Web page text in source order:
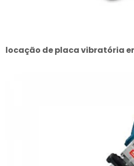
locação de placa vibratória